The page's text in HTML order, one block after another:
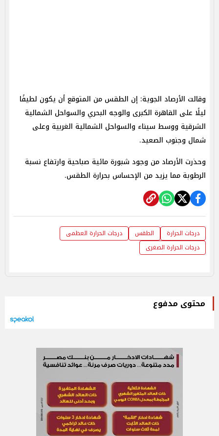
وقالت الأرصاد الجوية: إن الطقس من المتوقع أن يكون لطيفًا
ليلًا على القاهرة الكبرى والوجه البحري والسواحل الشمالية
الشرقية ووسط سيناء والسواحل الشمالية الغربية وعلى
شمال وجنوب الصعيد.
وحذرت الأرصاد من وجود شبورة مائية صباحية وارتفاع نسبة
الرطوبة مما يزيد من الإحساس بحرارة الطقس.
درجات الحرارة الطقس
درجات الحرارة العظمى
درجات الحرارة الصغرى
محتوى مدفوع